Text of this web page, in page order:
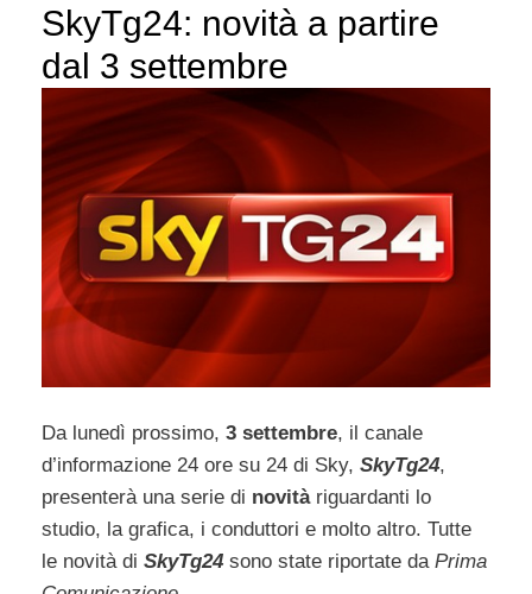
SkyTg24: novità a partire
dal 3 settembre
Da lunedì prossimo, 3 settembre, il canale
d’informazione 24 ore su 24 di Sky, SkyTg24,
presenterà una serie di novitàriguardanti lo
studio, la grafica, i conduttori e molto altro. Tutte
le novità di SkyTg24 sono state riportate da Prima